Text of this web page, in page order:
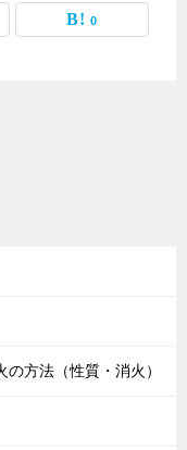
0
方法（性質・消火）